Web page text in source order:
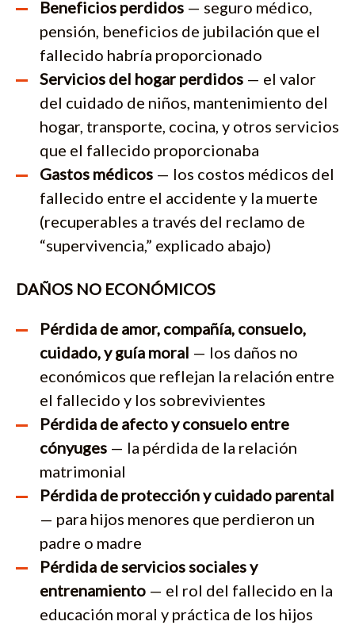
Beneficios perdidos — seguro médico,
pensión, beneficios de jubilación que el
fallecido habría proporcionado
Servicios del hogar perdidos — el valor
del cuidado de niños, mantenimiento del
hogar, transporte, cocina, y otros servicios
que el fallecido proporcionaba
Gastos médicos — los costos médicos del
fallecido entre el accidente y la muerte
(recuperables a través del reclamo de
“supervivencia,” explicado abajo)
DAÑOS NO ECONÓMICOS
Pérdida de amor, compañía, consuelo,
cuidado, y guía moral — los daños no
económicos que reflejan la relación entre
el fallecido y los sobrevivientes
Pérdida de afecto y consuelo entre
cónyuges — la pérdida de la relación
matrimonial
Pérdida de protección y cuidado parental
— para hijos menores que perdieron un
padre o madre
Pérdida de servicios sociales y
entrenamiento — el rol del fallecido en la
educación moral y práctica de los hijos